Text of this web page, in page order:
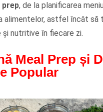
prep, de la planificarea
alimentelor, astfel încât să
nutritive în fiecare zi.
Meal Prep și
Popular